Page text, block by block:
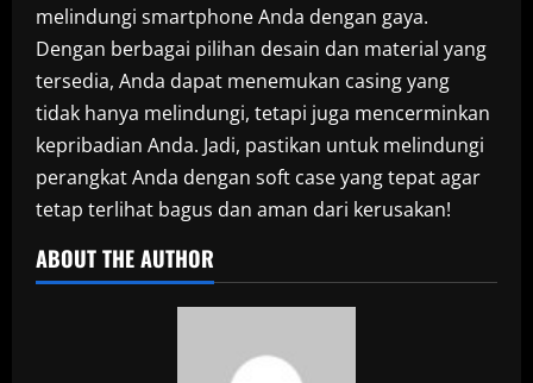
melindungi smartphone Anda dengan gaya.
Dengan berbagai pilihan desain dan material yang
tersedia, Anda dapat menemukan casing yang
tidak hanya melindungi, tetapi juga mencerminkan
kepribadian Anda. Jadi, pastikan untuk melindungi
perangkat Anda dengan soft case yang tepat agar
tetap terlihat bagus dan aman dari kerusakan!
ABOUT THE AUTHOR